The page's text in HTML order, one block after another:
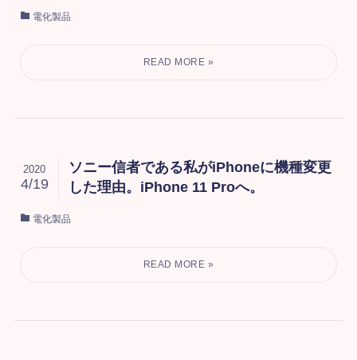
電化製品
ソニー信者である私がiPhoneに機種変更
した理由。iPhone 11 Proへ。
2020
4/19
電化製品